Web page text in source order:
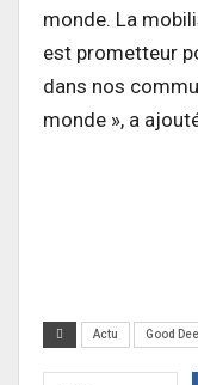
monde. La
est prometteur
dans nos
monde », a
Actu Good